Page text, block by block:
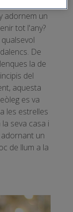
adornem un
tot l'any?
De
la de
del
aquesta
es va
les estrelles
seva casa i
un
de llum a la